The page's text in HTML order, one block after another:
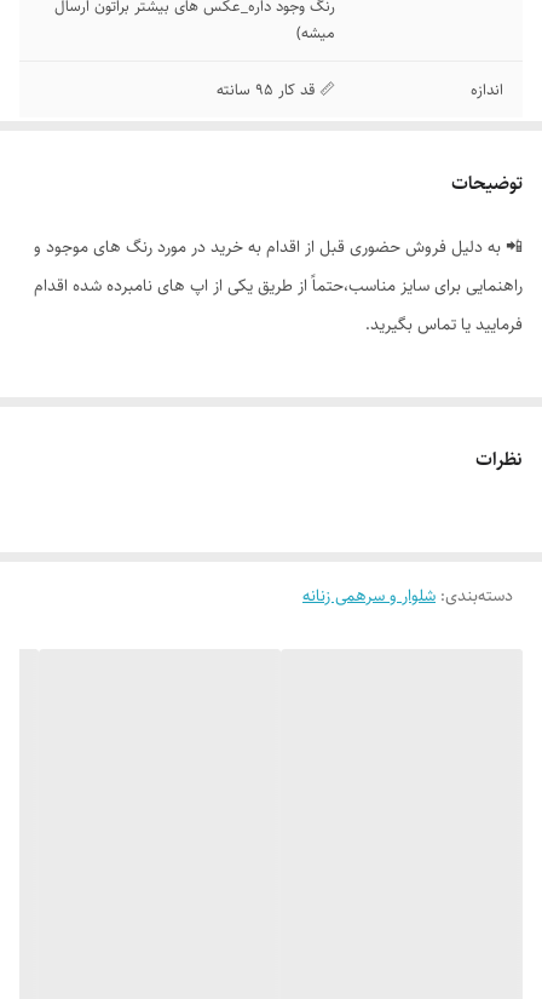
رنگ وجود داره_عکس های بیشتر براتون ارسال
میشه)
اندازه 📏 قد کار 95 سانته
توضیحات
📲 به دلیل فروش حضوری قبل از اقدام به خرید در مورد رنگ های موجود و
راهنمایی برای سایز مناسب،حتماً از طریق یکی از اپ های نامبرده شده اقدام
فرمایید یا تماس بگیرید.
👌 جنسش مخمل فوق العاده نرم و لطیفه 😌
بیشتر براتون ارسال میشه)
نظرات
دسته‌بندی: شلوار و سرهمی زنانه